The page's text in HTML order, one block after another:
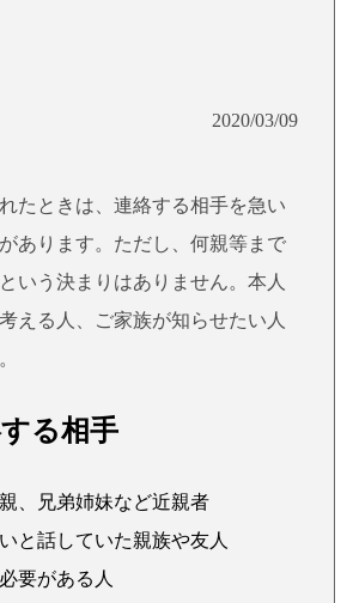
2020/03/09
たときは、連絡する相手を急い
あります。ただし、何親等まで
いう決まりはありません。本人
える人、ご家族が知らせたい人
る相手
、兄弟姉妹など近親者
と話していた親族や友人
要がある人